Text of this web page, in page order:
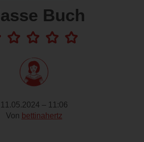
Buch
11.05.2024 – 11:06
Von bettinahertz